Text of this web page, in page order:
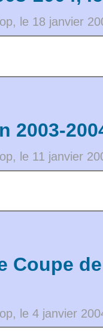
le 18 janvier
2003-
le 11 janvier
Coupe
le 4 janvier